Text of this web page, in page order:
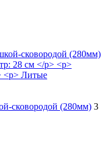
сковородой (280мм) 3